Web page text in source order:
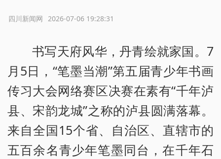
2026-07-06 19:28:31
四川新闻网
书写天府风华，丹青绘就家国。7
月5日，“笔墨当潮”第五届青少年书画
传习大会网络赛区决赛在素有“千年泸
县、宋韵龙城”之称的泸县圆满落幕。
来自全国15个省、自治区、直辖市的
五百余名青少年笔墨同台，在千年石